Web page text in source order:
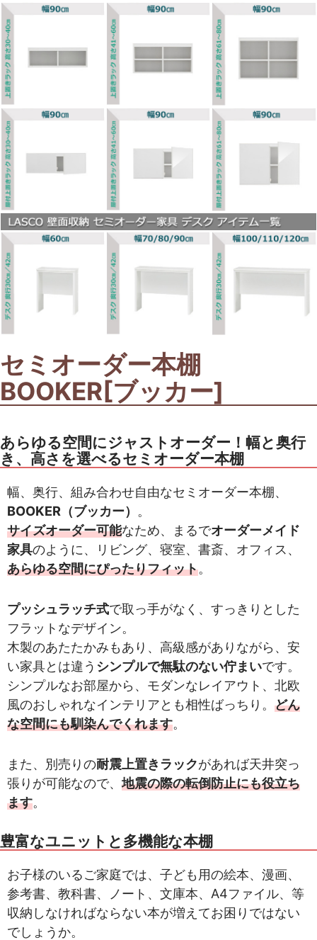
セミオーダー本棚
BOOKER[ブッカー]
あらゆる空間にジャストオーダー！幅と奥行
き、高さを選べるセミオーダー本棚
幅、奥行、組み合わせ自由なセミオーダー本棚、
BOOKER（ブッカー） 。
サイズオーダー可能なため、まるでオーダーメイド
家具のように、リビング、寝室、書斎、オフィス、
あらゆる空間にぴったりフィット。
プッシュラッチ式で取っ手がなく、すっきりとした
フラットなデザイン。
木製のあたたかみもあり、高級感がありながら、安
い家具とは違う シンプルで無駄のない佇まいです。
シンプルなお部屋から、モダンなレイアウト、北欧
風のおしゃれなインテリアとも相性ばっちり。 どん
な空間にも馴染んでくれます。
また、別売りの耐震上置きラックがあれば天井突っ
張りが可能なので、地震の際の転倒防止にも役立ち
ます。
豊富なユニットと多機能な本棚
お子様のいるご家庭では、子ども用の絵本、漫画、
参考書、教科書、ノート、文庫本、A4ファイル、等
収納しなければならない本が増えてお困りではない
でしょうか。